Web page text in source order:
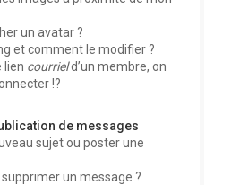
un avatar ?
et comment le modifier ?
lien courrield’un membre, on
!?
de messages
sujet ou poster une
un message ?